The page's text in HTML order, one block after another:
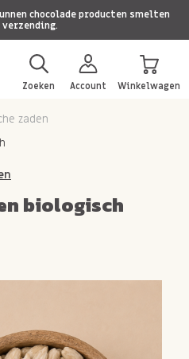
chocolade producten smelten
Zoeken Account Winkelwagen
zaden
biologisch